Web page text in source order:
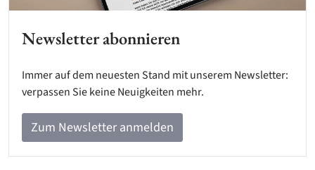
Newsletter abonnieren
Immer auf dem neuesten Stand mit unserem Newsletter:
verpassen Sie keine Neuigkeiten mehr.
Zum Newsletter anmelden